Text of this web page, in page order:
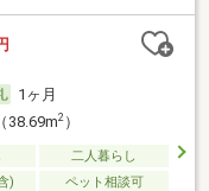
1ヶ月
38.69m2）
二人暮らし
) ペット相談可